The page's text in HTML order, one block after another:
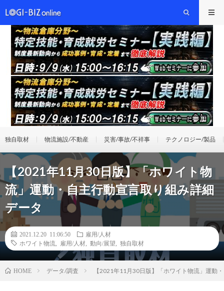
独自取材 物流施設/不動産 災害/事故/不祥事 テクノロジー/製品
【2021年11月30日版】「ホワイト物
流」運動・自主行動宣言取り組み詳細
データ
2021.12.20 11:06:50
雇用/人材
ホワイト物流
雇用/人材 動向/展望 独自取材
HOME データ/調査 【2021年11月30日版】「ホワイト物流」運動